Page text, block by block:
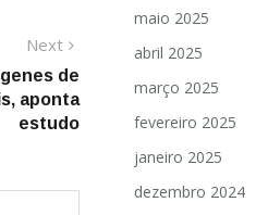
Next
de
aponta
estudo
maio 2025
abril 2025
março 2025
fevereiro 2025
janeiro 2025
dezembro 2024